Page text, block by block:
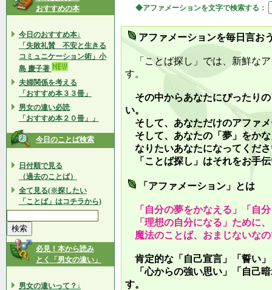
おすすめの本
今日のおすすめ本↓
「失敗礼賛 不安と生きる
コミュニケーション術」小
島 慶子著
夫婦関係を考える
「おすすめ本３３冊」
男女の違い必読
「おすすめ本２０冊」」
今日のことば検索
日付順で見る
（過去のことば）
全て見る(※探したい
「ことば」はコチラから)
必見！本から読み
とく「男女の違い」
男女の違いって？↓
◆アファメーションを文字で検索する：
アファメーションを毎日言お
「ことば探し」では、新鮮な
す。
その中からあなたにぴったり
い。
そして、あなただけのアファ
そして、あなたの「夢」をか
なりたいあなたになってくだ
「ことば探し」はそれをお手
「アファメーション」とは
「自分の夢をかなえる」「自
「理想の自分になる」ために
魔法のことば、おまじないな
肯定的な「自己宣言」「誓い
「心からの強い思い」「自己
す。